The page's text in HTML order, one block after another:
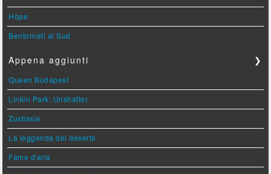
Hope
Bentornati al Sud
Appena aggiunti ❯
Queen Budapest
Linkin Park: Unshatter
Zustissia
La leggenda del deserto
Fame d'aria